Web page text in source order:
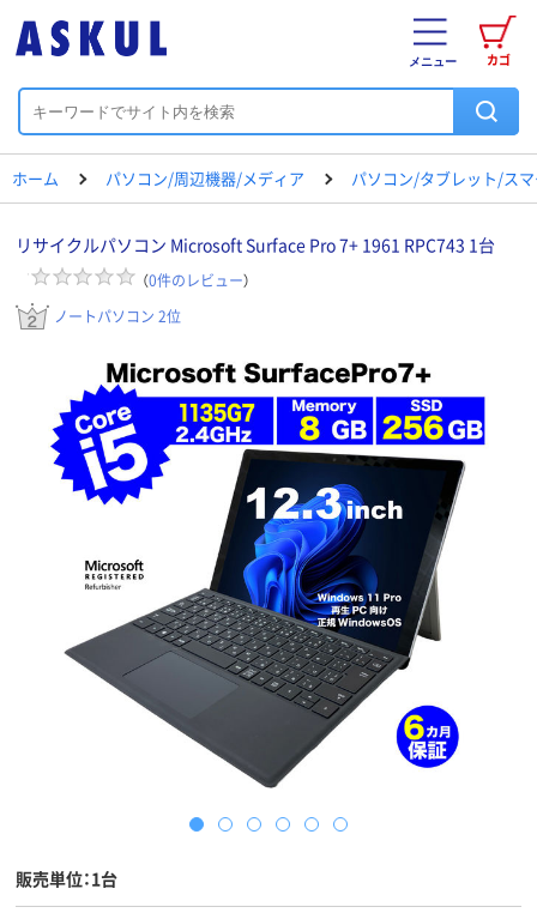
カゴ
メニュー
ホーム パソコン/周辺機器/メディア パソコン/タブレット/ス
リサイクルパソコン Microsoft Surface Pro 7+ 1961 RPC743 1台
（0件のレビュー）
ノートパソコン 2位
販売単位：1台